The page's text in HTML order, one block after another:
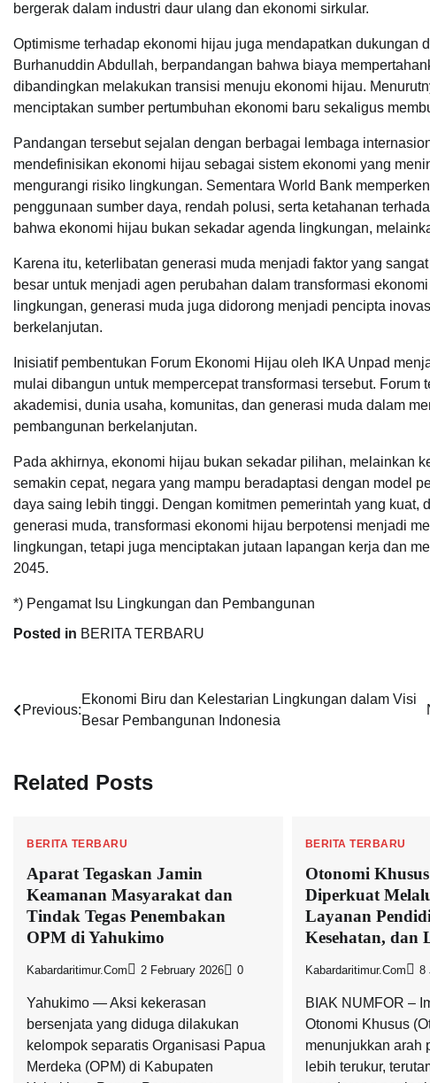
bergerak dalam industri daur ulang dan ekonomi sirkular.
Optimisme terhadap ekonomi hijau juga mendapatkan dukungan
Burhanuddin Abdullah, berpandangan bahwa biaya
dibandingkan melakukan transisi menuju ekonomi hijau.
menciptakan sumber pertumbuhan ekonomi baru sekaligus
Pandangan tersebut sejalan dengan berbagai lembaga
mendefinisikan ekonomi hijau sebagai sistem ekonomi yang
mengurangi risiko lingkungan. Sementara World Bank
penggunaan sumber daya, rendah polusi, serta ketahanan
bahwa ekonomi hijau bukan sekadar agenda lingkungan,
Karena itu, keterlibatan generasi muda menjadi faktor yang
besar untuk menjadi agen perubahan dalam transformasi
lingkungan, generasi muda juga didorong menjadi pencipta
berkelanjutan.
Inisiatif pembentukan Forum Ekonomi Hijau oleh IKA Unpad
mulai dibangun untuk mempercepat transformasi tersebut.
akademisi, dunia usaha, komunitas, dan generasi muda dalam
pembangunan berkelanjutan.
Pada akhirnya, ekonomi hijau bukan sekadar pilihan, melainkan
semakin cepat, negara yang mampu beradaptasi dengan model
daya saing lebih tinggi. Dengan komitmen pemerintah yang
generasi muda, transformasi ekonomi hijau berpotensi menjadi
lingkungan, tetapi juga menciptakan jutaan lapangan kerja dan
2045.
*) Pengamat Isu Lingkungan dan Pembangunan
Posted in BERITA TERBARU
Post
Previous:
Ekonomi Biru dan Kelestarian Lingkungan dalam Visi
Besar Pembangunan Indonesia
Related Posts
BERITA TERBARU
Aparat Tegaskan Jamin
Keamanan Masyarakat dan
Tindak Tegas Penembakan
OPM di Yahukimo
Kabardaritimur.com 2 February 2026 0
Yahukimo — Aksi kekerasan
bersenjata yang diduga dilakukan
kelompok separatis Organisasi Papua
Merdeka (OPM) di Kabupaten
BERITA TERBARU
Otonomi
Diperkuat
Layanan
Kesehatan, dan
Kabardaritimur.com 8
BIAK NUMFOR –
Otonomi Khusus
menunjukkan arah
lebih terukur,